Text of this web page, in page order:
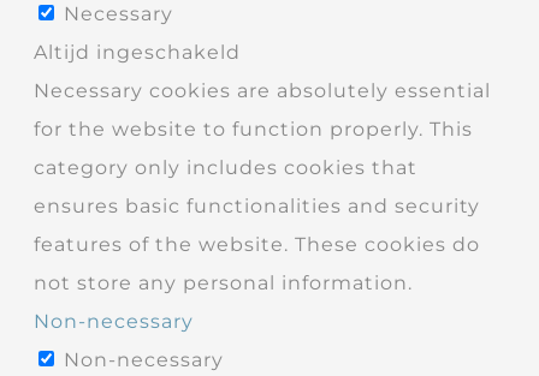
Necessary
Altijd ingeschakeld
Necessary cookies are absolutely essential
for the website to function properly. This
category only includes cookies that
ensures basic functionalities and security
features of the website. These cookies do
not store any personal information.
Non-necessary
Non-necessary